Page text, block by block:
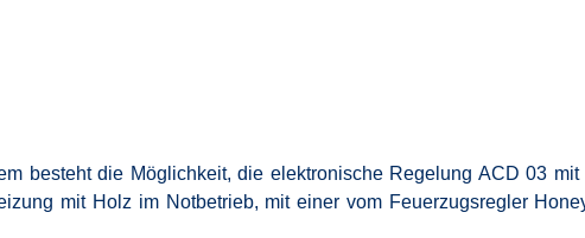
besteht die Möglichkeit, die elektronische Regelung ACD 03
mit Holz im Notbetrieb, mit einer vom Feuerzugsregler